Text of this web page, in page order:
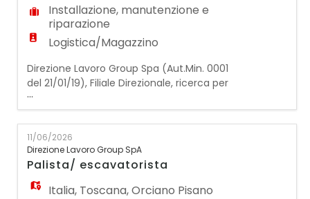
Installazione, manutenzione e
riparazione
Logistica/Magazzino
Direzione Lavoro Group Spa (Aut.Min. 0001
del 21/01/19), Filiale Direzionale, ricerca per
un'importante azienda cliente operante nel
settore della fabbricazione di articoli in
materie plastiche un/una:
MANUTENTORE/TRICE GENERICO/A La risorsa
si occuperà di svolgere le seguenti attività:
- Piccole manutenzioni: Interventi rapidi per
mantener
...
11/06/2026
Direzione Lavoro Group SpA
Palista/ escavatorista
Italia, Toscana,Orciano Pisano